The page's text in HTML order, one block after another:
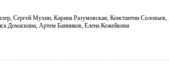
Сергей Мухин, Карина Разумовская, Константин
Домаскина, Артем Банников, Елена Кожейкина